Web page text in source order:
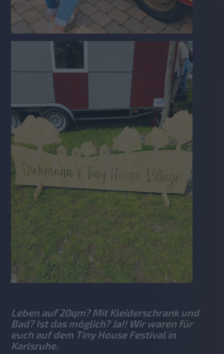
Leben auf 20qm? Mit Kleiderschrank und
Bad? Ist das möglich? Ja!! Wir waren für
euch auf dem Tiny House Festival in
Karlsruhe.